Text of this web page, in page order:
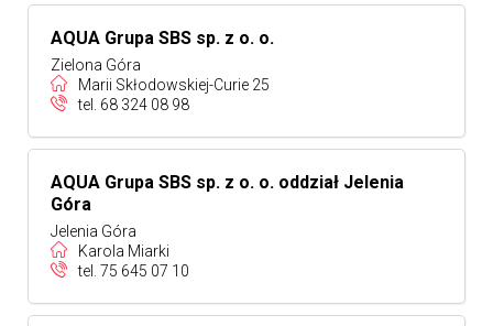
AQUA Grupa SBS sp. z o. o.
Zielona Góra
Marii Skłodowskiej-Curie 25
tel. 68 324 08 98
AQUA Grupa SBS sp. z o. o. oddział Jelenia
Góra
Jelenia Góra
Karola Miarki
tel. 75 645 07 10